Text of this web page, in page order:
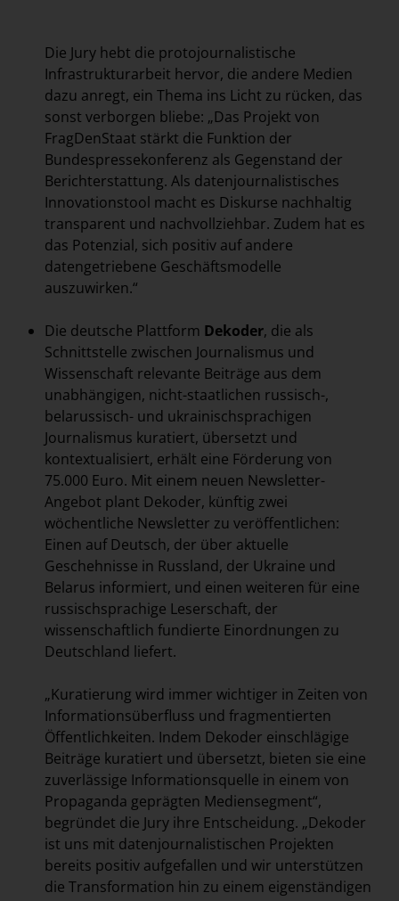
Die Jury hebt die protojournalistische
Infrastrukturarbeit hervor, die andere Medien
dazu anregt, ein Thema ins Licht zu rücken, das
sonst verborgen bliebe: „Das Projekt von
FragDenStaat stärkt die Funktion der
Bundespressekonferenz als Gegenstand der
Berichterstattung. Als datenjournalistisches
Innovationstool macht es Diskurse nachhaltig
transparent und nachvollziehbar. Zudem hat es
das Potenzial, sich positiv auf andere
datengetriebene Geschäftsmodelle
auszuwirken.“
Die deutsche Plattform Dekoder, die als
Schnittstelle zwischen Journalismus und
Wissenschaft relevante Beiträge aus dem
unabhängigen, nicht-staatlichen russisch-,
belarussisch- und ukrainischsprachigen
Journalismus kuratiert, übersetzt und
kontextualisiert, erhält eine Förderung von
75.000 Euro. Mit einem neuen Newsletter-
Angebot plant Dekoder, künftig zwei
wöchentliche Newsletter zu veröffentlichen:
Einen auf Deutsch, der über aktuelle
Geschehnisse in Russland, der Ukraine und
Belarus informiert, und einen weiteren für eine
russischsprachige Leserschaft, der
wissenschaftlich fundierte Einordnungen zu
Deutschland liefert.
„Kuratierung wird immer wichtiger in Zeiten von
Informationsüberfluss und fragmentierten
Öffentlichkeiten. Indem Dekoder einschlägige
Beiträge kuratiert und übersetzt, bieten sie eine
zuverlässige Informationsquelle in einem von
Propaganda geprägten Mediensegment“,
begründet die Jury ihre Entscheidung. „Dekoder
ist uns mit datenjournalistischen Projekten
bereits positiv aufgefallen und wir unterstützen
die Transformation hin zu einem eigenständigen